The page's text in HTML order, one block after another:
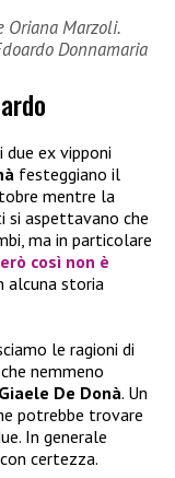
Oriana Marzoli.
Donnamaria
due ex vipponi
festeggiano il
mentre la
si aspettavano che
ma in particolare
così non è
alcuna storia
le ragioni di
nemmeno
Giaele De Donà. Un
potrebbe trovare
In generale
certezza.